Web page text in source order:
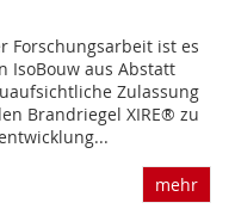
Forschungsarbeit ist es
IsoBouw aus Abstatt
Zulassung
Brandriegel XIRE® zu
mehr